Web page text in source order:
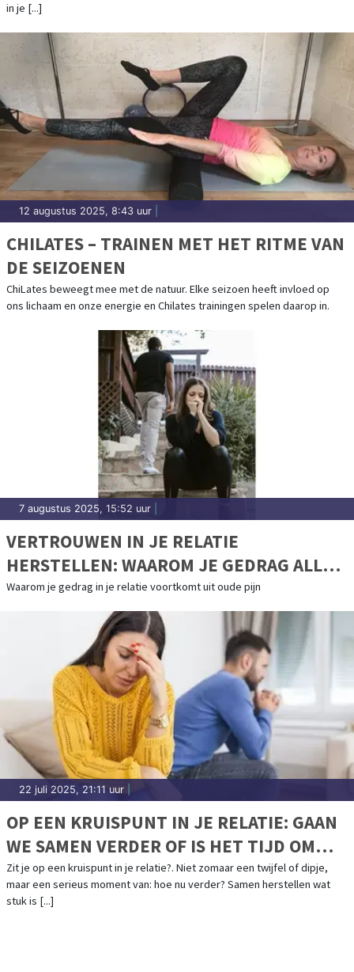
in je [...]
12 augustus 2025, 8:43 uur
CHILATES – TRAINEN MET HET RITME VAN
DE SEIZOENEN
ChiLates beweegt mee met de natuur. Elke seizoen heeft invloed op
ons lichaam en onze energie en Chilates trainingen spelen daarop in.
7 augustus 2025, 15:52 uur
VERTROUWEN IN JE RELATIE
HERSTELLEN: WAAROM JE GEDRAG ALLES
ZEGT OVER HOE JE JE VOELT
Waarom je gedrag in je relatie voortkomt uit oude pijn
22 juli 2025, 21:11 uur
OP EEN KRUISPUNT IN JE RELATIE: GAAN
WE SAMEN VERDER OF IS HET TIJD OM
LOS TE LATEN?
Zit je op een kruispunt in je relatie?. Niet zomaar een twijfel of dipje,
maar een serieus moment van: hoe nu verder? Samen herstellen wat
stuk is [...]